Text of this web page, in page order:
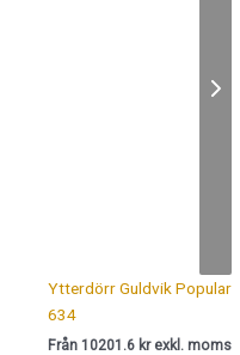
Ytterdörr Guldvik Popular
634
Från 10201.6 kr exkl. moms